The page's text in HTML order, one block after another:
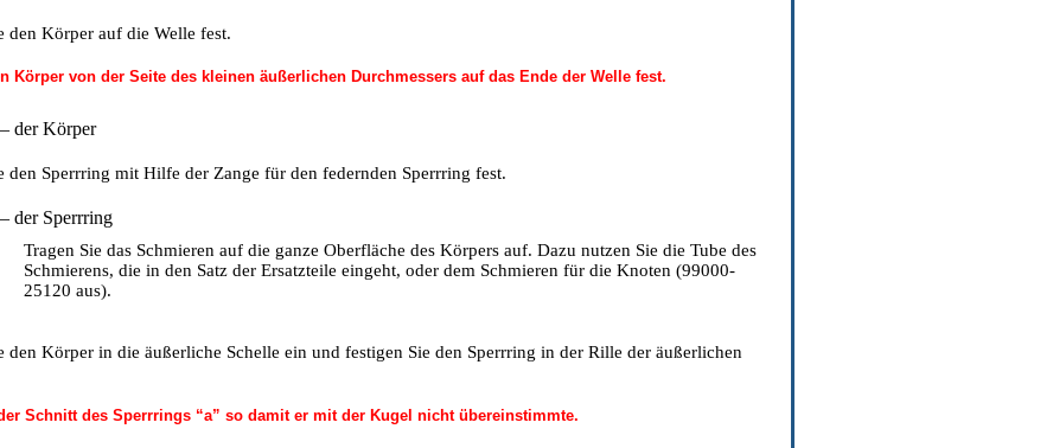
den Körper auf die Welle fest.
Körper von der Seite des kleinen äußerlichen Durchmessers auf das Ende der Welle fest.
der Körper
den Sperrring mit Hilfe der Zange für den federnden Sperrring fest.
der Sperrring
Tragen Sie das Schmieren auf die ganze Oberfläche des Körpers auf. Dazu nutzen Sie die Tube des
Schmierens, die in den Satz der Ersatzteile eingeht, oder dem Schmieren für die Knoten (99000-
25120 aus).
den Körper in die äußerliche Schelle ein und festigen Sie den Sperrring in der Rille der äußerlichen
Schnitt des Sperrrings “a” so damit er mit der Kugel nicht übereinstimmte.